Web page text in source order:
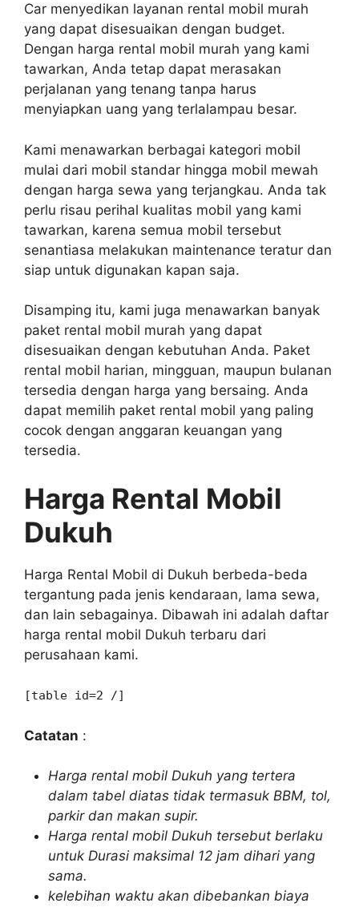
Car menyedikan layanan rental mobil murah
yang dapat disesuaikan dengan budget.
Dengan harga rental mobil murah yang kami
tawarkan, Anda tetap dapat merasakan
perjalanan yang tenang tanpa harus
menyiapkan uang yang terlalampau besar.
Kami menawarkan berbagai kategori mobil
mulai dari mobil standar hingga mobil mewah
dengan harga sewa yang terjangkau. Anda tak
perlu risau perihal kualitas mobil yang kami
tawarkan, karena semua mobil tersebut
senantiasa melakukan maintenance teratur dan
siap untuk digunakan kapan saja.
Disamping itu, kami juga menawarkan banyak
paket rental mobil murah yang dapat
disesuaikan dengan kebutuhan Anda. Paket
rental mobil harian, mingguan, maupun bulanan
tersedia dengan harga yang bersaing. Anda
dapat memilih paket rental mobil yang paling
cocok dengan anggaran keuangan yang
tersedia.
Harga Rental Mobil
Dukuh
Harga Rental Mobil di Dukuh berbeda-beda
tergantung pada jenis kendaraan, lama sewa,
dan lain sebagainya. Dibawah ini adalah daftar
harga rental mobil Dukuh terbaru dari
perusahaan kami.
[table id=2 /]
Catatan :
Harga rental mobil Dukuh yang tertera
dalam tabel diatas tidak termasuk BBM, tol,
parkir dan makan supir.
Harga rental mobil Dukuh tersebut berlaku
untuk Durasi maksimal 12 jam dihari yang
sama.
kelebihan waktu akan dibebankan biaya